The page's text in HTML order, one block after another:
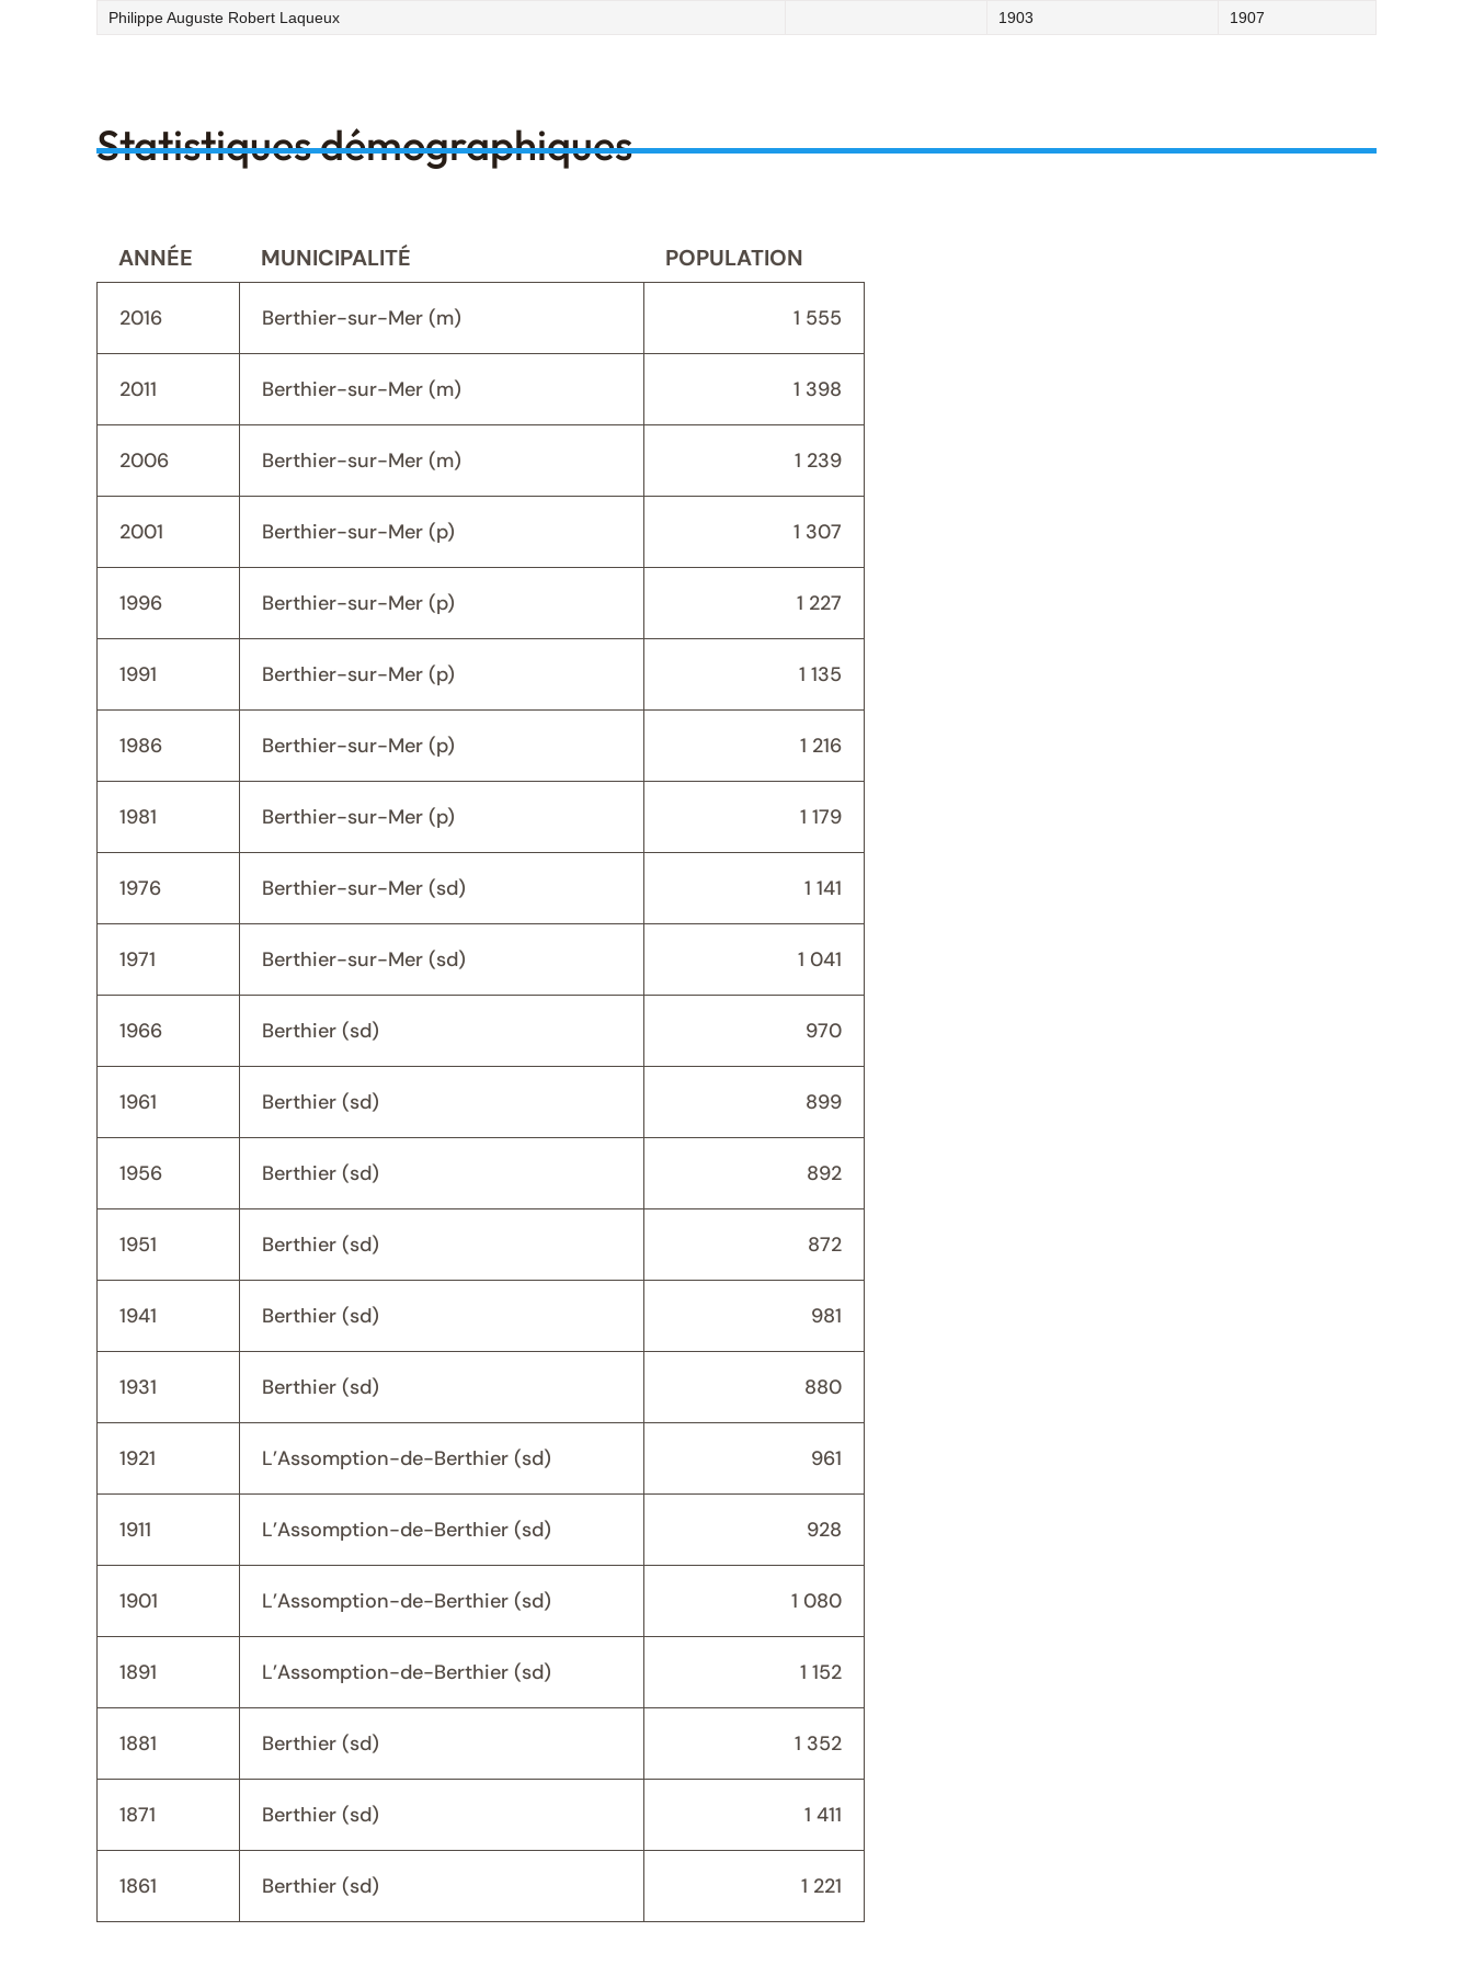
Philippe Auguste Robert Laqueux
1903 1907
Statistiques démographiques
ANNÉE MUNICIPALITÉ POPULATION
2016 Berthier-sur-Mer (m) 1 555
2011 Berthier-sur-Mer (m) 1 398
2006 Berthier-sur-Mer (m) 1 239
2001 Berthier-sur-Mer (p) 1 307
1996 Berthier-sur-Mer (p) 1 227
1991 Berthier-sur-Mer (p) 1 135
1986 Berthier-sur-Mer (p) 1 216
1981 Berthier-sur-Mer (p) 1 179
1976 Berthier-sur-Mer (sd) 1 141
1971 Berthier-sur-Mer (sd) 1 041
1966 Berthier (sd) 970
1961 Berthier (sd) 899
1956 Berthier (sd) 892
1951 Berthier (sd) 872
1941 Berthier (sd) 981
1931 Berthier (sd) 880
1921 L’Assomption-de-Berthier (sd) 961
1911 L’Assomption-de-Berthier (sd) 928
1901 L’Assomption-de-Berthier (sd) 1 080
1891 L’Assomption-de-Berthier (sd) 1 152
1881 Berthier (sd) 1 352
1871 Berthier (sd) 1 411
1861 Berthier (sd) 1 221